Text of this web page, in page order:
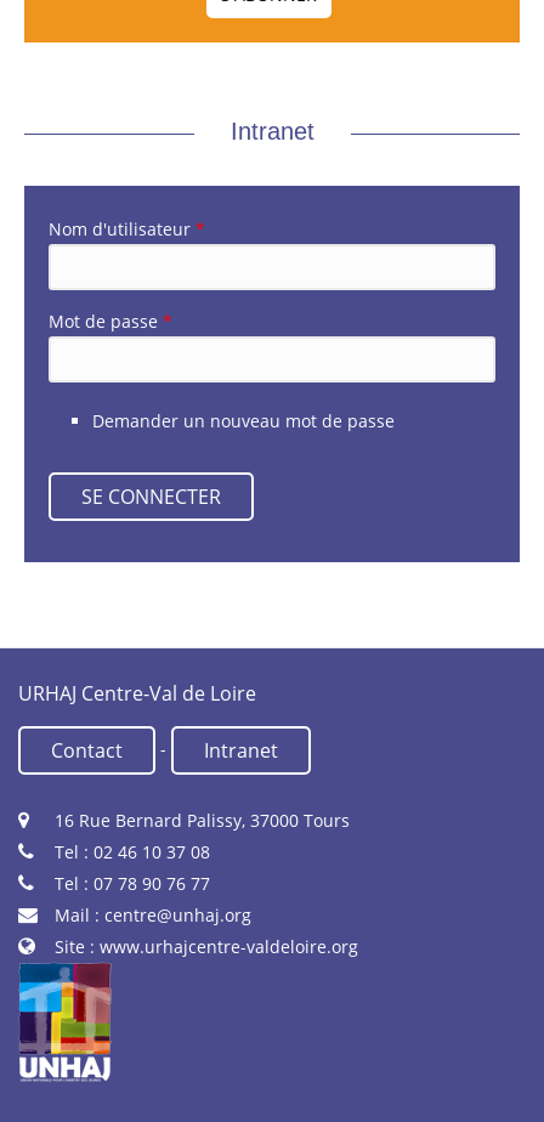
Intranet
Nom d'utilisateur *
Mot de passe *
Demander un nouveau mot de passe
URHAJ Centre-Val de Loire
Contact - Intranet
16 Rue Bernard Palissy, 37000 Tours
Tel : 02 46 10 37 08
Tel : 07 78 90 76 77
Mail : centre@unhaj.org
Site : www.urhajcentre-valdeloire.org